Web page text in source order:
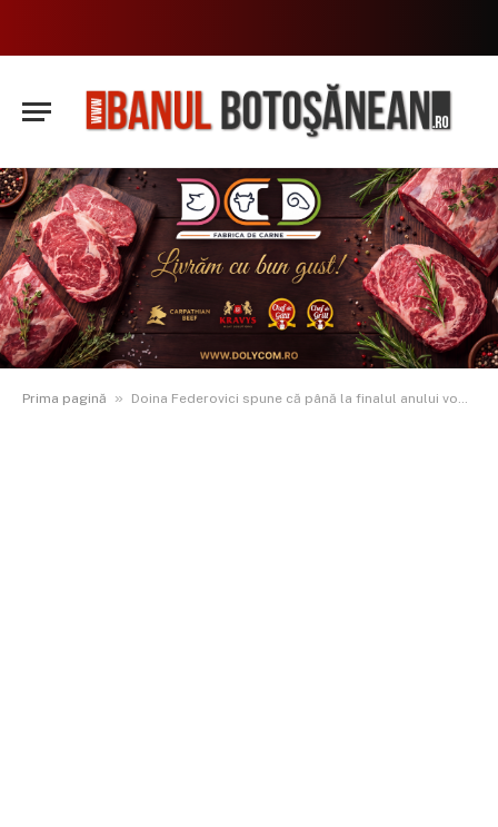
Prima pagină » Doina Federovici spune că până la finalul anului vom putea circula pe aproape 130 de kilometri pe Autostrada Moldovei